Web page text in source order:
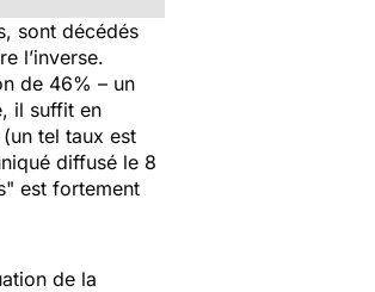
sont décédés
l’inverse.
de 46% – un
il suffit en
tel taux est
diffusé le 8
est fortement
de la